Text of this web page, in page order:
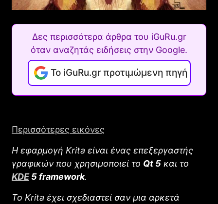
Δες περισσότερα άρθρα του iGuRu.gr
όταν αναζητάς ειδήσεις στην Google.
Το iGuRu.gr προτιμώμενη πηγή
Περισσότερες εικόνες
Η εφαρμογή Krita είναι ένας επεξεργαστής
γραφικών που χρησιμοποιεί το Qt 5 και το
KDE5 framework.
Το Κrita έχει σχεδιαστεί σαν μια αρκετά